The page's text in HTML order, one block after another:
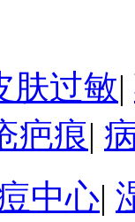
肤过敏|
疤痕|
中心|